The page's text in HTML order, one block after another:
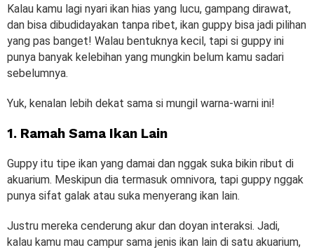
Kalau kamu lagi nyari ikan hias yang lucu, gampang dirawat,
dan bisa dibudidayakan tanpa ribet, ikan guppy bisa jadi pilihan
yang pas banget! Walau bentuknya kecil, tapi si guppy ini
punya banyak kelebihan yang mungkin belum kamu sadari
sebelumnya.
Yuk, kenalan lebih dekat sama si mungil warna-warni ini!
1. Ramah Sama Ikan Lain
Guppy itu tipe ikan yang damai dan nggak suka bikin ribut di
akuarium. Meskipun dia termasuk omnivora, tapi guppy nggak
punya sifat galak atau suka menyerang ikan lain.
Justru mereka cenderung akur dan doyan interaksi. Jadi,
kalau kamu mau campur sama jenis ikan lain di satu akuarium,